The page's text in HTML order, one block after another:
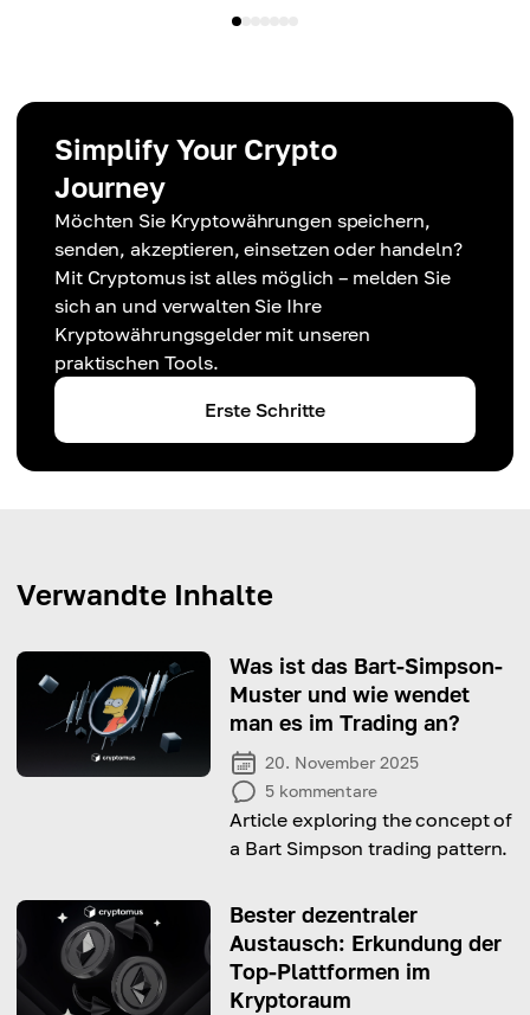
Simplify Your Crypto
Journey
Möchten Sie Kryptowährungen speichern,
senden, akzeptieren, einsetzen oder handeln?
Mit Cryptomus ist alles möglich – melden Sie
sich an und verwalten Sie Ihre
Kryptowährungsgelder mit unseren
praktischen Tools.
Erste Schritte
Verwandte Inhalte
Was ist das Bart-Simpson-
Muster und wie wendet
man es im Trading an?
20. November 2025
5 kommentare
Article exploring the concept of
a Bart Simpson trading pattern.
Bester dezentraler
Austausch: Erkundung der
Top-Plattformen im
Kryptoraum